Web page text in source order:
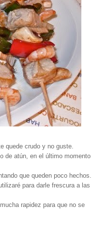
quede crudo y no guste.
de atún, en el último momento
que queden poco hechos.
para darle frescura a las
rapidez para que no se